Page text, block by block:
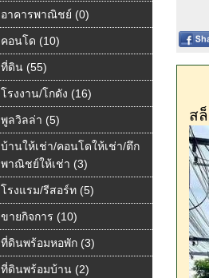
อาคารพาณิชย์ (0)
คอนโด (10)
ที่ดิน (55)
โรงงาน/โกดัง (16)
พูลวิลล่า (5)
บ้านให้เช่า/คอนโดให้เช่า/ตึก
พาณิชย์ให้เช่า (3)
โรงแรม/รีสอร์ท (5)
ขายกิจการ (10)
ที่ดินพร้อมหอพัก (3)
ที่ดินพร้อมบ้าน (2)
ส